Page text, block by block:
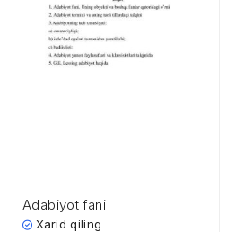
Adabiyot fani
Xarid qiling